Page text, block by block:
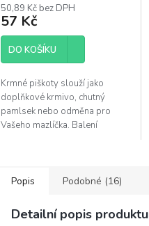
50,89 Kč bez DPH
57 Kč
DO KOŠÍKU
Krmné piškoty slouží jako
doplňkové krmivo, chutný
pamlsek nebo odměna pro
Vašeho mazlíčka. Balení
Popis Podobné (16)
Detailní popis produktu